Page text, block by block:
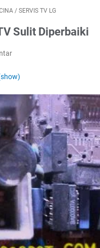
/ SERVIS TV LG
Sulit Diperbaiki